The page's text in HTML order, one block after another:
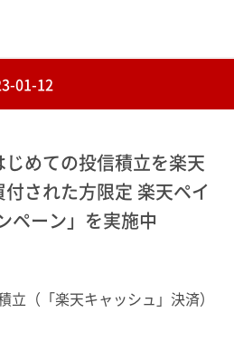
01-12
じめての投信積立を楽天
された方限定 楽天ペイ
ペーン」を実施中
（「楽天キャッシュ」決済）